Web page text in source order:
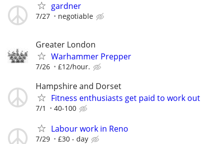
gardner
7/27 negotiable
Greater London
Warhammer Prepper
7/26 £12/hour.
Hampshire and Dorset
Fitness enthusiasts get paid to work out
7/1 40-100
Labour work in Reno
7/29 £30 - day